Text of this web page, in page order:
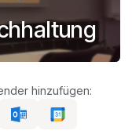
hinzufügen: